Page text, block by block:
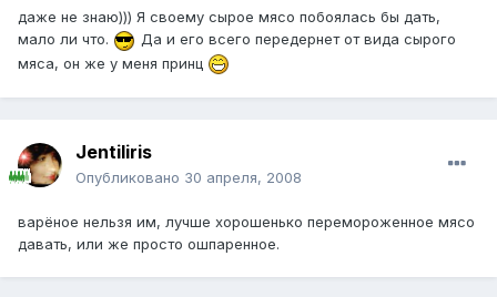
даже не знаю))) Я своему сырое мясо побоялась бы дать,
мало ли что.
Да и его всего передернет от вида сырого
мяса, он же у меня принц
Jentiliris
Опубликовано 30 апреля, 2008
варёное нельзя им, лучше хорошенько перемороженное мясо
давать, или же просто ошпаренное.